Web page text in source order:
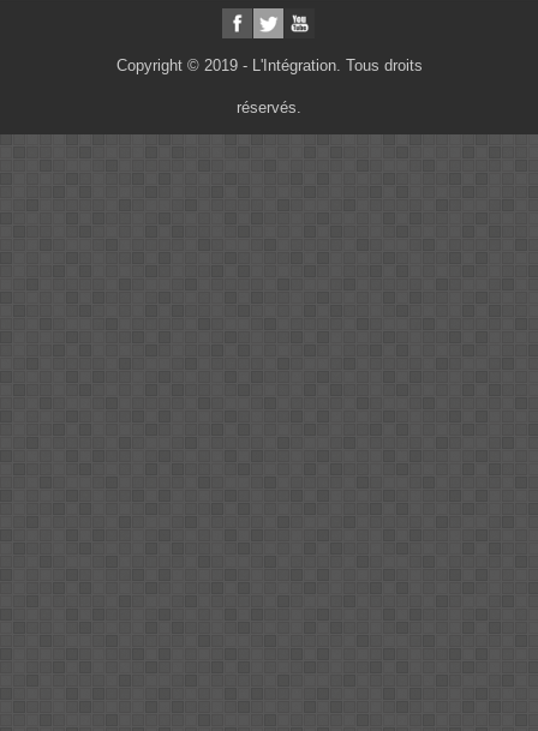
Copyright © 2019 - L'Intégration. Tous droits
réservés.